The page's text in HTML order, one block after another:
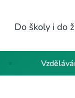
Do školy i do